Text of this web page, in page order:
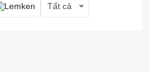
Tất cả